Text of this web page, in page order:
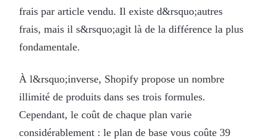
frais par article vendu. Il existe d&rsquo;autres
frais, mais il s&rsquo;agit là de la différence la plus
fondamentale.
À l&rsquo;inverse, Shopify propose un nombre
illimité de produits dans ses trois formules.
Cependant, le coût de chaque plan varie
considérablement : le plan de base vous coûte 39